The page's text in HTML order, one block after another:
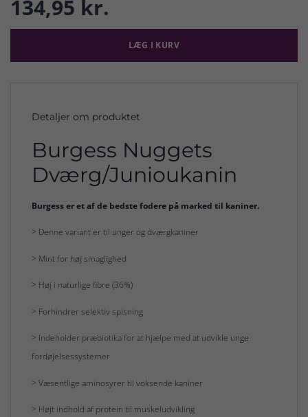
134,95 kr.
LÆG I KURV
Detaljer om produktet
Burgess Nuggets
Dværg/Junioukanin
Burgess er et af de bedste fodere på marked til kaniner.
> Denne variant er til unger og dværgkaniner
> Mint for høj smaglighed
> Høj i naturlige fibre (36%)
> Forhindrer selektiv spisning
> Indeholder præbiotika for at hjælpe med at udvikle unge
fordøjelsessystemer
> Væsentlige aminosyrer til voksende kaniner
> Højt indhold af protein til muskeludvikling